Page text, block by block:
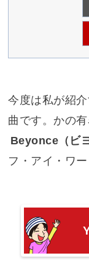
今度は私が紹
曲です。かの
Beyonce（ビ
フ・アイ・ワー